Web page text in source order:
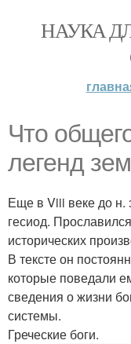
НАУКА
Что
легенд
Еще в Viii веке до н.
гесиод.
исторических
В тексте он
которые поведали
сведения о жизни
системы.
Греческие боги.